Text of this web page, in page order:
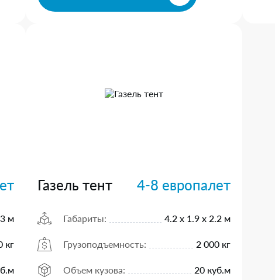
м
кг
Газель тент 4-8 европалет
Габариты: 4.2 х 1.9 х 2.2 м
Грузоподъемность: 2 000 кг
Объем кузова: 20 куб.м